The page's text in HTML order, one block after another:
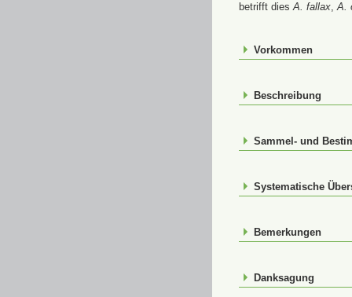
betrifft diesA. fallax,A.
Vorkommen
Beschreibung
Sammel- und
Systematische
Bemerkungen
Danksagung